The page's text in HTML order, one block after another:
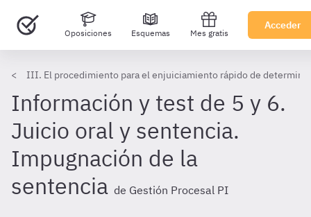
Oposiciones Esquemas Mes gratis
Acceder
III. El procedimiento para el enjuiciamiento rápido de
Información y test de 5 y 6.
Juicio oral y sentencia.
Impugnación de la
sentencia de Gestión Procesal PI